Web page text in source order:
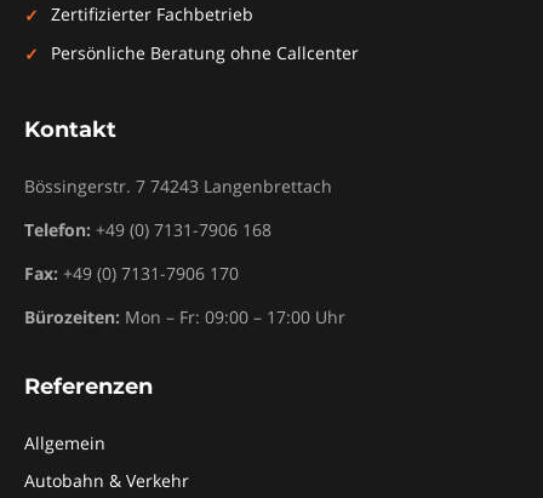
Zertifizierter Fachbetrieb
Persönliche Beratung ohne Callcenter
Kontakt
Bössingerstr. 7 74243 Langenbrettach
Telefon: +49 (0) 7131-7906 168
Fax: +49 (0) 7131-7906 170
Bürozeiten: Mon – Fr: 09:00 – 17:00 Uhr
Referenzen
Allgemein
Autobahn & Verkehr